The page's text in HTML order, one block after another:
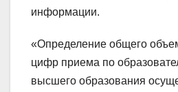
информации.
«Определение общего
цифр приема по
высшего образования